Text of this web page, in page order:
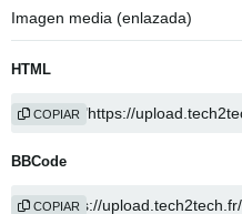
Imagen media (enlazada)
HTML
COPIAR
BBCode
COPIAR